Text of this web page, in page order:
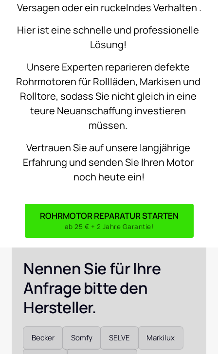
Versagen oder ein ruckelndes Verhalten .
Hier ist eine schnelle und
Lösung!
Unsere Experten reparieren
Rohrmotoren für Rollläden, Markisen
Rolltore, sodass Sie nicht gleich in
teure Neuanschaffung
müssen.
Vertrauen Sie auf unsere
Erfahrung und senden Sie Ihren
Motor
noch heute ein!
ROHRMOTOR REPARATUR STARTEN
ab 25 € + 2 Jahre Garantie!
Nennen Sie für Ihre
Anfrage bitte den
Hersteller.
Auswählen
Becker Somfy SELVE Markilux